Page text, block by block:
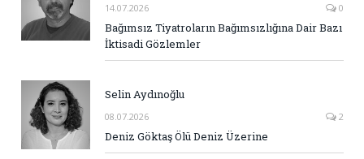
14.07.2026 0
Bağımsız Tiyatroların Bağımsızlığına Dair Bazı
İktisadi Gözlemler
Selin Aydınoğlu
08.07.2026 2
Deniz Göktaş Ölü Deniz Üzerine